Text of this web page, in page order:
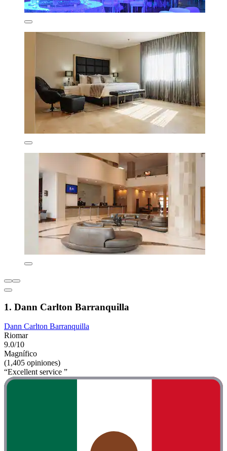
1. Dann Carlton Barranquilla
Dann Carlton Barranquilla
Riomar
9.0/10
Magnífico
(1,405 opiniones)
“Excellent service ”